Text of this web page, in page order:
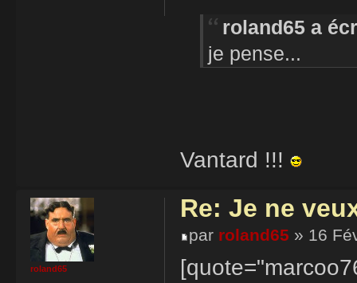
roland65 a
je pense...
Vantard !!!
Re: Je ne
par roland65 » 16
roland65